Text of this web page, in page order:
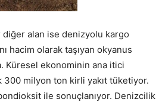
alan ise denizyolu kargo
hacim olarak taşıyan okyanus
Küresel ekonominin ana itici
300 milyon ton kirli yakıt tüketiyor.
ile sonuçlanıyor. Denizcilik